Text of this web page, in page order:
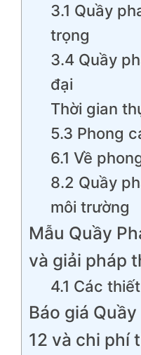
3.1 Quầy
trọng
3.4 Quầy
đại
Thời gian
5.3 Phong
6.1 Về
8.2 Quầy
môi trường
Mẫu Quầy
và giải pháp
4.1 Các
Báo giá
12 và chi phí